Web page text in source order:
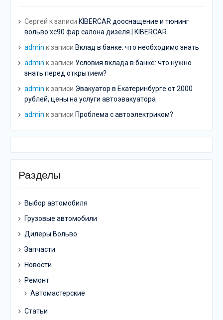
Сергей к записи KIBERCAR дооснащение и тюнинг
вольво хс90 фар салона дизеля | KIBERCAR
admin к записи Вклад в банке: что необходимо знать
admin к записи Условия вклада в банке: что нужно
знать перед открытием?
admin к записи Эвакуатор в Екатеринбурге от 2000
рублей, цены на услуги автоэвакуатора
admin к записи Проблема с автоэлектриком?
Разделы
Выбор автомобиля
Грузовые автомобили
Дилеры Вольво
Запчасти
Новости
Ремонт
Автомастерские
Статьи